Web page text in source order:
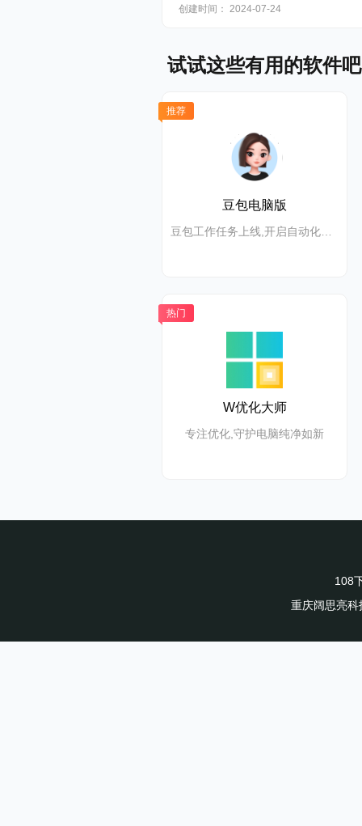
创建时间： 2024-07-24
试试这些有用的软件吧
推荐
豆包电脑版
热门
W优化大师
专注优化,守护电脑纯净如新
108
重庆阔思亮